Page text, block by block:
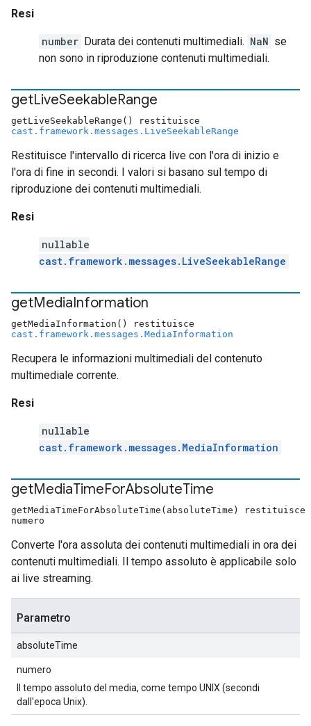
Resi
number Durata dei contenuti multimediali. NaN se
non sono in riproduzione contenuti multimediali.
getLiveSeekableRange
getLiveSeekableRange() restituisce
cast.framework.messages.LiveSeekableRange
Restituisce l'intervallo di ricerca live con l'ora di inizio e
l'ora di fine in secondi. I valori si basano sul tempo di
riproduzione dei contenuti multimediali.
Resi
nullable
cast.framework.messages.LiveSeekableRange
getMediaInformation
getMediaInformation() restituisce
cast.framework.messages.MediaInformation
Recupera le informazioni multimediali del contenuto
multimediale corrente.
Resi
nullable
cast.framework.messages.MediaInformation
getMediaTimeForAbsoluteTime
getMediaTimeForAbsoluteTime(absoluteTime) restituisce
numero
Converte l'ora assoluta dei contenuti multimediali in ora dei
contenuti multimediali. Il tempo assoluto è applicabile solo
ai live streaming.
Parametro
absoluteTime
numero
Il tempo assoluto del media, come tempo UNIX (secondi
dall'epoca Unix).